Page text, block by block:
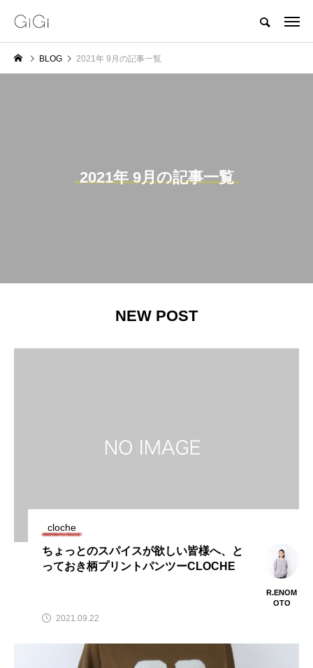
BLOG 2021年 9月の記事一覧
2021年 9月の記事一覧
NEW POST
cloche
ちょっとのスパイスが欲しい皆様へ、と
っておき柄プリントパンツーCLOCHE
R.ENOM
OTO
2021.09.22